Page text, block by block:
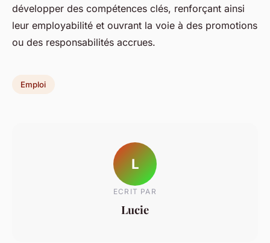
développer des compétences clés, renforçant ainsi
leur employabilité et ouvrant la voie à des promotions
ou des responsabilités accrues.
Emploi
L
ECRIT PAR
Lucie